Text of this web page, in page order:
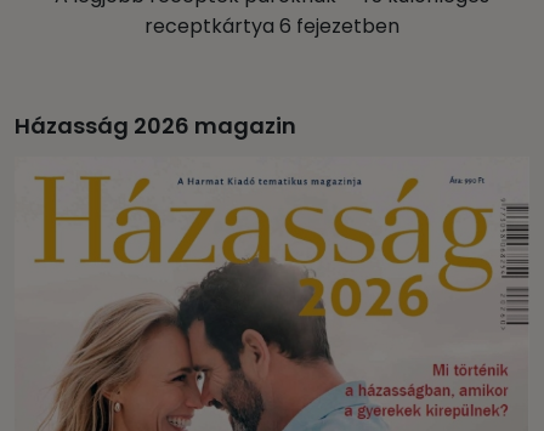
receptkártya 6 fejezetben
Házasság 2026 magazin